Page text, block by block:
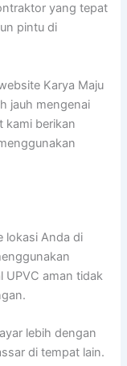
yang tepat
pintu di
Karya Maju
jauh mengenai
kami berikan
lokasi Anda di
UPVC aman tidak
lebih dengan
di tempat lain.